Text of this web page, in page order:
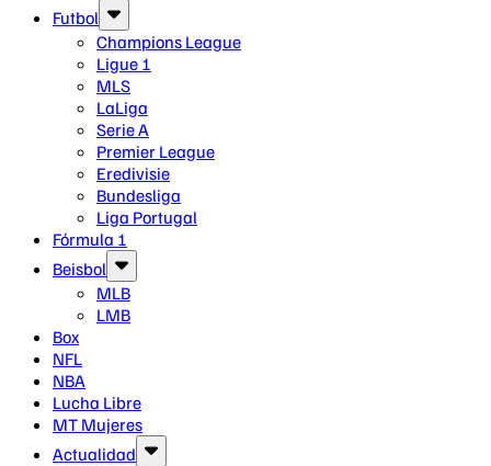
Futbol
Champions League
Ligue 1
MLS
LaLiga
Serie A
Premier League
Eredivisie
Bundesliga
Liga Portugal
Fórmula 1
Beisbol
MLB
LMB
Box
NFL
NBA
Lucha Libre
MT Mujeres
Actualidad